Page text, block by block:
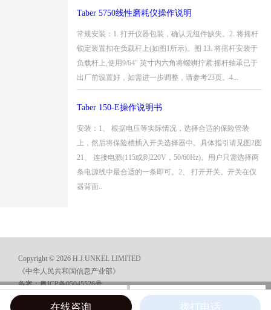
Taber 5750线性磨耗仪操作说明
常规安装：1. 打开仪器包装，确认无组件缺失。2. 将摇杆
锁定装置扣在负载杆上(如图1所示)。图 13. 将摇杆安装于
负载杆上,使用9/64" 英寸内六角将螺蛳拧紧.摇杆轴承已于
出厂前设置好，如需进一步调整，请参考23页。4...
Taber 150-E操作说明书
安装：1、 根据电压等实际情况，选择合适的保险管装
上，然后将保险槽插入开关选择器中。具体指引请见图2图
21、 连接电源(115或则220V，50/60Hz)。用户只需选择两
条电源线中最合适的一条即可。2、 打开开关。开关在仪
器背面..
Copyright © 2026 H.J.UNKEL LIMITED
《中华人民共和国信息产业部》
备案：粤ICP备05045526号
在线咨询 电话咨询
在线咨询 拨打电话